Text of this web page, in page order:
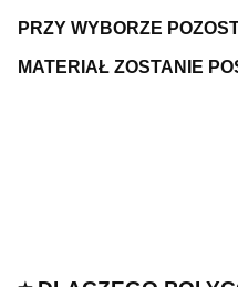
PRZY WYBORZE
MATERIAŁ ZOSTANIE